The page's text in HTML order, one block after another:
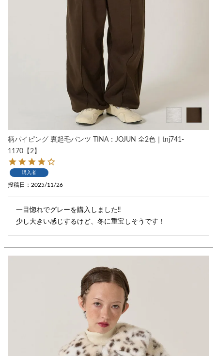
柄パイピング 裏起毛パンツ TINA：JOJUN 全2色｜tnj741-
1170【2】
購入者
投稿日 2025/11/26
一目惚れでグレーを購入しました‼︎
少し大きい感じするけど、冬に重宝しそうです！